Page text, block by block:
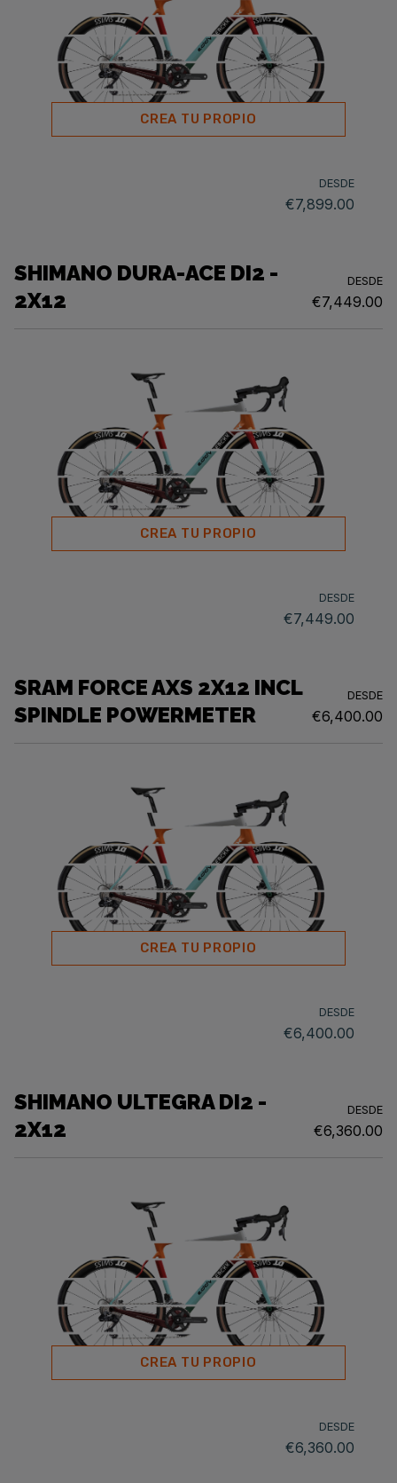
CREA TU PROPIO
DESDE
€7,899.00
SHIMANO DURA-ACE DI2 -
2X12
DESDE
€7,449.00
CREA TU PROPIO
DESDE
€7,449.00
SRAM FORCE AXS 2X12 INCL
SPINDLE POWERMETER
DESDE
€6,400.00
CREA TU PROPIO
DESDE
€6,400.00
SHIMANO ULTEGRA DI2 -
2X12
DESDE
€6,360.00
CREA TU PROPIO
DESDE
€6,360.00